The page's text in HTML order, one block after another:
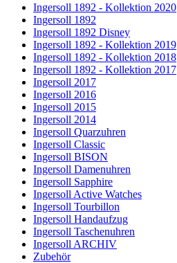
Ingersoll 1892 - Kollektion 2020
Ingersoll 1892
Ingersoll 1892 Disney
Ingersoll 1892 - Kollektion 2019
Ingersoll 1892 - Kollektion 2018
Ingersoll 1892 - Kollektion 2017
Ingersoll 2017
Ingersoll 2016
Ingersoll 2015
Ingersoll 2014
Ingersoll Quarzuhren
Ingersoll Classic
Ingersoll BISON
Ingersoll Damenuhren
Ingersoll Sapphire
Ingersoll Active Watches
Ingersoll Tourbillon
Ingersoll Handaufzug
Ingersoll Taschenuhren
Ingersoll ARCHIV
Zubehör